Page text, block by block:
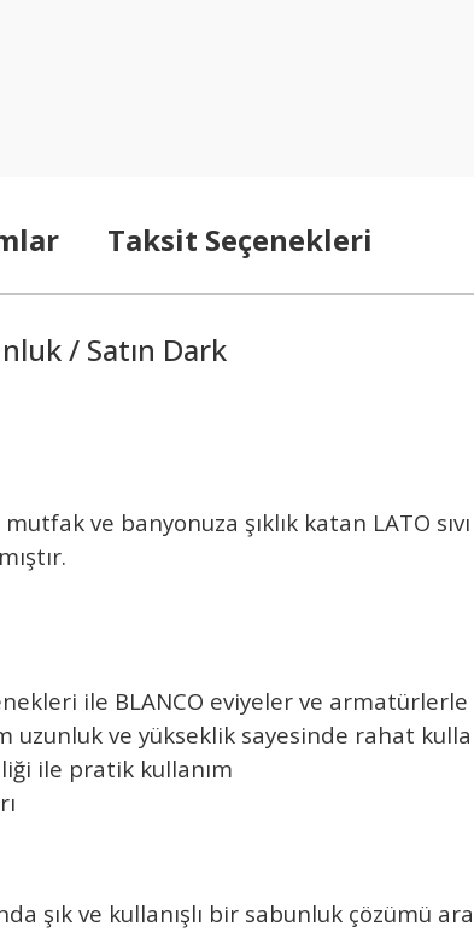
Taksit Seçenekleri
/ Satın Dark
ve banyonuza şıklık katan LATO
ile BLANCO eviyeler ve
uzunluk ve yükseklik sayesinde rahat
ile pratik kullanım
şık ve kullanışlı bir sabunluk çözümü